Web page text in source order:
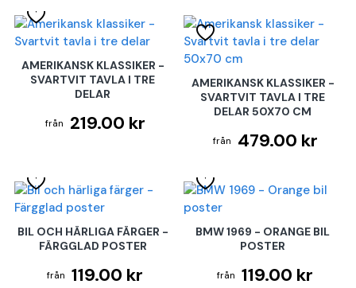
AMERIKANSK KLASSIKER -
SVARTVIT TAVLA I TRE
DELAR
219.00 kr
AMERIKANSK KLASSIKER -
SVARTVIT TAVLA I TRE
DELAR 50X70 CM
479.00 kr
BIL OCH HÄRLIGA FÄRGER -
FÄRGGLAD POSTER
119.00 kr
BMW 1969 - ORANGE BIL
POSTER
119.00 kr